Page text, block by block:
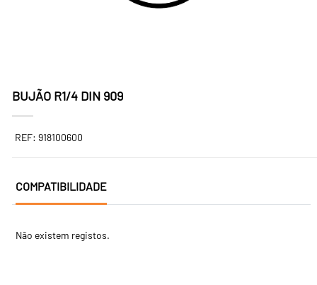
BUJÃO R1/4 DIN 909
REF: 918100600
COMPATIBILIDADE
Não existem registos.